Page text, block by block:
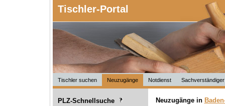
Tischler-Portal
Tischler suchen Neuzugänge Notdienst Sachverständiger
PLZ-Schnellsuche Neuzugänge in